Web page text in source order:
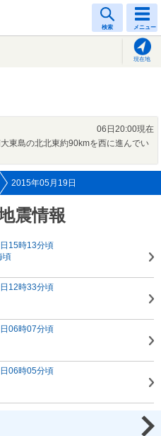
検索 メニュー
現在地
06日20:00現在
東島の北北東約90kmを西に進んでい
2015年05月19日
震情報
15時13分頃
頃
12時33分頃
06時07分頃
06時05分頃